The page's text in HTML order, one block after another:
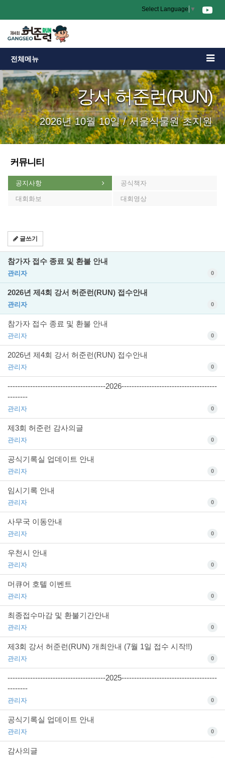
Select Language ▼
전체메뉴
강서 허준런(RUN)
2026년 10월 10일 / 서울식물원 초지원
커뮤니티
공지사항 공식책자
대회화보 대회영상
글쓰기
참가자 접수 종료 및 환불 안내
관리자 0
2026년 제4회 강서 허준런(RUN) 접수안내
관리자 0
참가자 접수 종료 및 환불 안내
관리자 0
2026년 제4회 강서 허준런(RUN) 접수안내
관리자 0
---------------------------------------2026--------------------------------------
--------
관리자 0
제3회 허준런 감사의글
관리자 0
공식기록실 업데이트 안내
관리자 0
임시기록 안내
관리자 0
사무국 이동안내
관리자 0
우천시 안내
관리자 0
머큐어 호텔 이벤트
관리자 0
최종접수마감 및 환불기간안내
관리자 0
제3회 강서 허준런(RUN) 개최안내 (7월 1일 접수 시작!!)
관리자 0
---------------------------------------2025--------------------------------------
--------
관리자 0
공식기록실 업데이트 안내
관리자 0
감사의글